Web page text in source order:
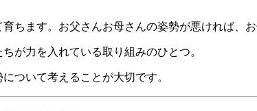
ちます。お父さんお母さんの姿勢が悪ければ、
が力を入れている取り組みのひとつ。
ついて考えることが大切です。